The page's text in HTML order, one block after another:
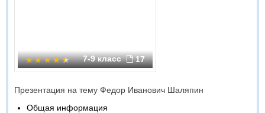
7-9 класс 17
Презентация на тему Федор Иванович Шаляпин
Общая информация